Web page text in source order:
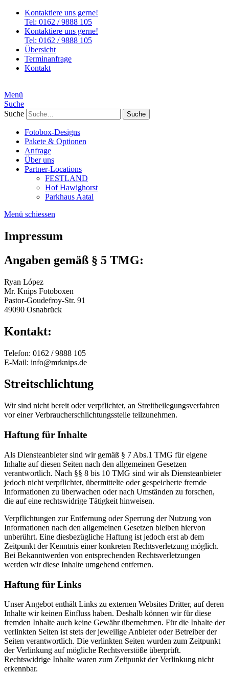
Kontaktiere uns gerne!
Tel: 0162 / 9888 105
Kontaktiere uns gerne!
Tel: 0162 / 9888 105
Übersicht
Terminanfrage
Kontakt
Menü
Suche
Suche
Fotobox-Designs
Pakete & Optionen
Anfrage
Über uns
Partner-Locations
FESTLAND
Hof Hawighorst
Parkhaus Aatal
Menü schiessen
Impressum
Angaben gemäß § 5 TMG:
Ryan López
Mr. Knips Fotoboxen
Pastor-Goudefroy-Str. 91
49090 Osnabrück
Kontakt:
Telefon: 0162 / 9888 105
E-Mail: info@mrknips.de
Streitschlichtung
Wir sind nicht bereit oder verpflichtet, an Streitbeilegungsverfahren
vor einer Verbraucherschlichtungsstelle teilzunehmen.
Haftung für Inhalte
Als Diensteanbieter sind wir gemäß § 7 Abs.1 TMG für eigene
Inhalte auf diesen Seiten nach den allgemeinen Gesetzen
verantwortlich. Nach §§ 8 bis 10 TMG sind wir als Diensteanbieter
jedoch nicht verpflichtet, übermittelte oder gespeicherte fremde
Informationen zu überwachen oder nach Umständen zu forschen,
die auf eine rechtswidrige Tätigkeit hinweisen.
Verpflichtungen zur Entfernung oder Sperrung der Nutzung von
Informationen nach den allgemeinen Gesetzen bleiben hiervon
unberührt. Eine diesbezügliche Haftung ist jedoch erst ab dem
Zeitpunkt der Kenntnis einer konkreten Rechtsverletzung möglich.
Bei Bekanntwerden von entsprechenden Rechtsverletzungen
werden wir diese Inhalte umgehend entfernen.
Haftung für Links
Unser Angebot enthält Links zu externen Websites Dritter, auf deren
Inhalte wir keinen Einfluss haben. Deshalb können wir für diese
fremden Inhalte auch keine Gewähr übernehmen. Für die Inhalte der
verlinkten Seiten ist stets der jeweilige Anbieter oder Betreiber der
Seiten verantwortlich. Die verlinkten Seiten wurden zum Zeitpunkt
der Verlinkung auf mögliche Rechtsverstöße überprüft.
Rechtswidrige Inhalte waren zum Zeitpunkt der Verlinkung nicht
erkennbar.